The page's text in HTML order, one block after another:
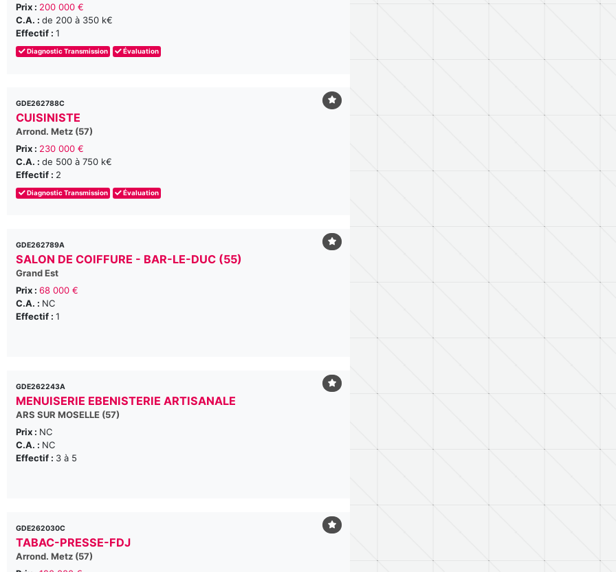
Prix : 200 000 €
C.A. :de 200 à 350 k€
Effectif :1
Diagnostic Transmission Évaluation
GDE262788C
CUISINISTE
Arrond. Metz (57)
Prix : 230 000 €
C.A. :de 500 à 750 k€
Effectif : 2
Diagnostic Transmission Évaluation
GDE262789A
SALON DE COIFFURE - BAR-LE-DUC (55)
Grand Est
Prix :68 000 €
C.A. : NC
Effectif :1
GDE262243A
MENUISERIE EBENISTERIE ARTISANALE
ARS SUR MOSELLE (57)
Prix : NC
C.A. : NC
Effectif : 3 à 5
GDE262030C
TABAC-PRESSE-FDJ
Arrond. Metz (57)